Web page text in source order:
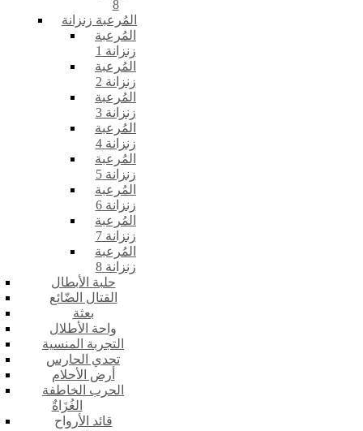
8
المُرعبة زنزانة
المُرعبة
زنزانة 1
المُرعبة
زنزانة 2
المُرعبة
زنزانة 3
المُرعبة
زنزانة 4
المُرعبة
زنزانة 5
المُرعبة
زنزانة 6
المُرعبة
زنزانة 7
المُرعبة
زنزانة 8
حلبة الأبطال
القتال الضّائع
بعثة
واحة الأطلال
التجربة المنسية
تحدي الحارس
أرض الأحلام
الحرب الخاطفة
الغُزَاةٌ
قائد الأرواح